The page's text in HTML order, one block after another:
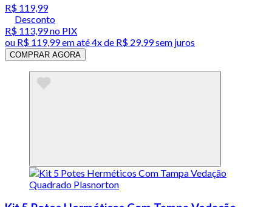
R$ 119,99
Desconto
R$ 113,99no PIX
ou R$ 119,99em até4x de R$ 29,99 sem juros
COMPRAR AGORA